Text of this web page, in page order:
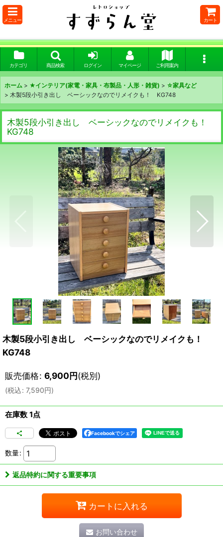
メニュー カート
カテゴリ 商品検索 ログイン マイページ ご利用案内
ホーム > ★インテリア(家電・家具・布製品・人形・雑貨) > ☆家具など
> 木製5段小引き出し ベーシックなのでリメイクも！ KG748
木製5段小引き出し ベーシックなのでリメイクも！
KG748
木製5段小引き出し ベーシックなのでリメイクも！
KG748
販売価格: 6,900円(税別)
(税込: 7,590円)
在庫数 1点
Facebookでシェア
数量:
返品特約に関する重要事項
カートに入れる
お問い合わせ